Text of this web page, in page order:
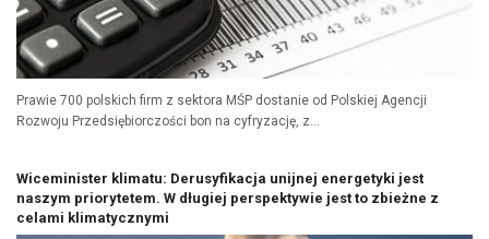
Prawie 700 polskich firm z sektora MŚP dostanie od Polskiej Agencji
Rozwoju Przedsiębiorczości bon na cyfryzację, z...
Wiceminister klimatu: Derusyfikacja unijnej energetyki jest
naszym priorytetem. W długiej perspektywie jest to zbieżne z
celami klimatycznymi